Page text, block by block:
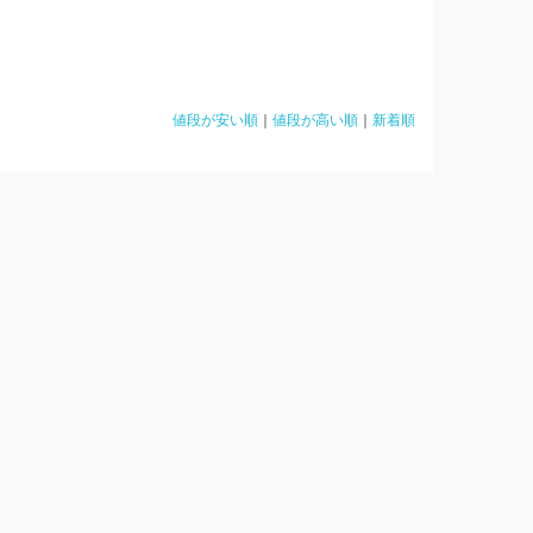
値段が安い順 ｜ 値段が高い順 ｜ 新着順